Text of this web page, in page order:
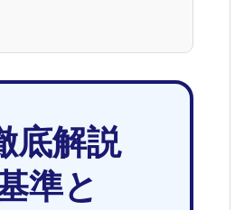
底解説
準と